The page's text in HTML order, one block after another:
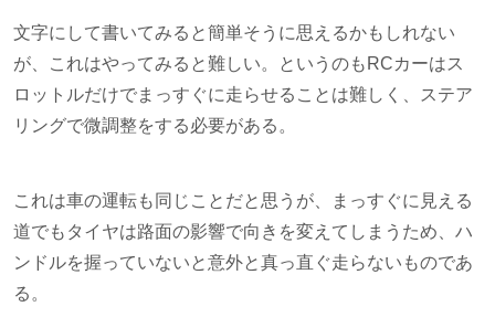
文字にして書いてみると簡単そうに思えるかもしれない
が、これはやってみると難しい。というのもRCカーはス
ロットルだけでまっすぐに走らせることは難しく、ステア
リングで微調整をする必要がある。
これは車の運転も同じことだと思うが、まっすぐに見える
道でもタイヤは路面の影響で向きを変えてしまうため、ハ
ンドルを握っていないと意外と真っ直ぐ走らないものであ
る。